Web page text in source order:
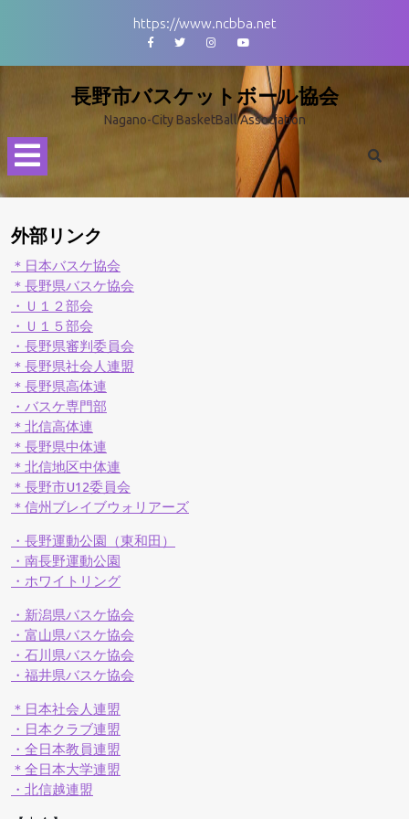
https://www.ncbba.net
FacebookTwitterInstagram
長野市バスケットボール協会
Nagano-City BasketBall Association
Open
Menu
外部リンク
＊日本バスケ協会
＊長野県バスケ協会
・Ｕ１２部会
・Ｕ１５部会
・長野県審判委員会
＊長野県社会人連盟
＊長野県高体連
・バスケ専門部
＊北信高体連
＊長野県中体連
＊北信地区中体連
＊長野市U12委員会
＊信州ブレイブウォリアーズ
・長野運動公園（東和田）
・南長野運動公園
・ホワイトリング
・新潟県バスケ協会
・富山県バスケ協会
・石川県バスケ協会
・福井県バスケ協会
＊日本社会人連盟
・日本クラブ連盟
・全日本教員連盟
＊全日本大学連盟
・北信越連盟